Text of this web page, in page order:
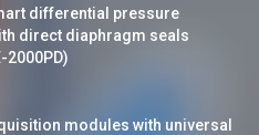
differential pressure
direct diaphragm seals
2000PD)
modules with universal